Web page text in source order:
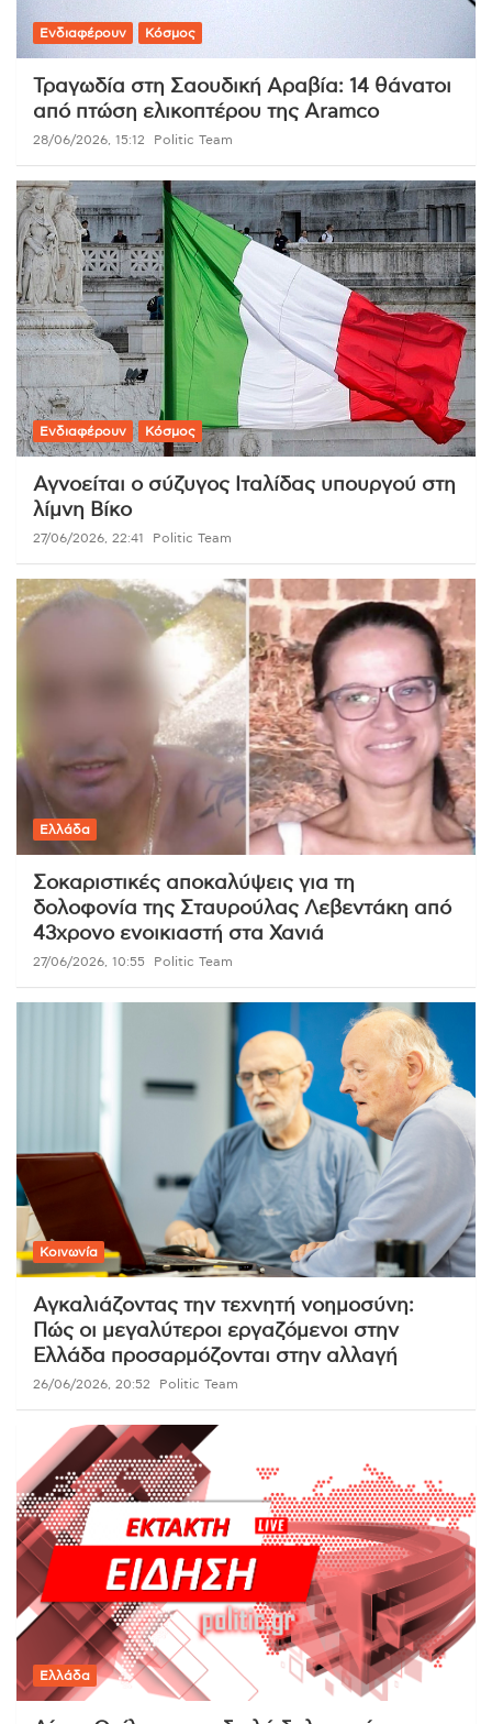
Ενδιαφέρουν Κόσμος
Τραγωδία στη Σαουδική Αραβία: 14 θάνατοι
από πτώση ελικοπτέρου της Aramco
28/06/2026, 15:12 Politic Team
Ενδιαφέρουν Κόσμος
Αγνοείται ο σύζυγος Ιταλίδας υπουργού στη
λίμνη Βίκο
27/06/2026, 22:41 Politic Team
Ελλάδα
Σοκαριστικές αποκαλύψεις για τη
δολοφονία της Σταυρούλας Λεβεντάκη από
43χρονο ενοικιαστή στα Χανιά
27/06/2026, 10:55 Politic Team
Κοινωνία
Αγκαλιάζοντας την τεχνητή νοημοσύνη:
Πώς οι μεγαλύτεροι εργαζόμενοι στην
Ελλάδα προσαρμόζονται στην αλλαγή
26/06/2026, 20:52 Politic Team
Ελλάδα